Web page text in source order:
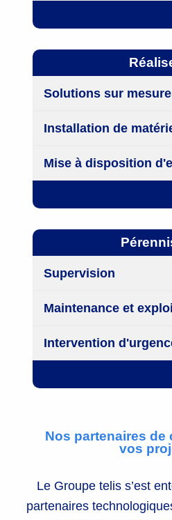
Solutions sur
Installation de
Mise à disposition
Supervision
Maintenance et
Intervention
Nos partenaires de
vos
Le Groupe telis s’est
partenaires